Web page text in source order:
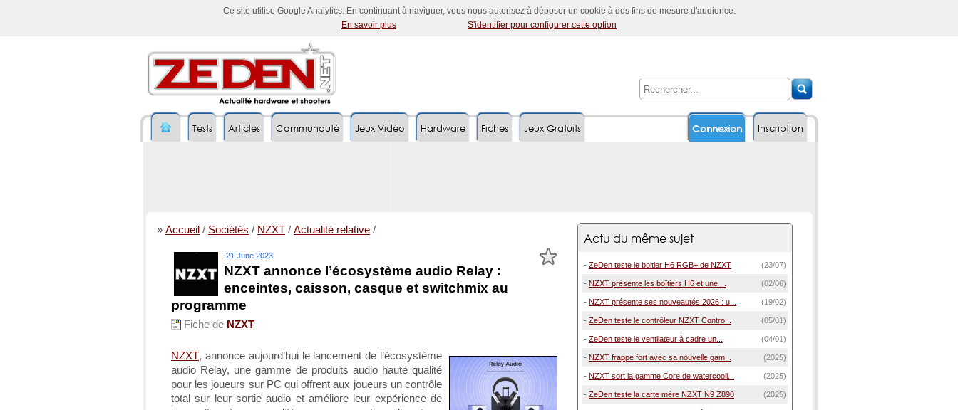
Ce site utilise Google Analytics. En continuant à naviguer, vous nous autorisez à déposer un cookie à des fins de mesure d'audience.
En savoir plus
S'identifier pour configurer cette option
Inscription
Tests Articles Communauté Jeux Vidéo Hardware Fiches Connexion
Jeux Gratuits
» Accueil / Sociétés / NZXT / Actualité relative /
21 June 2023
NZXT annonce l’écosystème audio Relay :
enceintes, caisson, casque et switchmix au
programme
Fiche de NZXT
NZXT, annonce aujourd’hui le lancement de l’écosystème
audio Relay, une gamme de produits audio haute qualité
pour les joueurs sur PC qui offrent aux joueurs un contrôle
total sur leur sortie audio et améliore leur expérience de
Actu du même sujet
- ZeDen teste le boitier H6 RGB+ de NZXT (23/07)
- NZXT présente les boîtiers H6 et une ... (02/06)
- NZXT présente ses nouveautés 2026 : u... (19/02)
- ZeDen teste le contrôleur NZXT Contro... (05/01)
- ZeDen teste le ventilateur à cadre un... (04/01)
- NZXT frappe fort avec sa nouvelle gam... (2025)
- NZXT sort la gamme Core de watercooli... (2025)
- ZeDen teste la carte mère NZXT N9 Z890 (2025)